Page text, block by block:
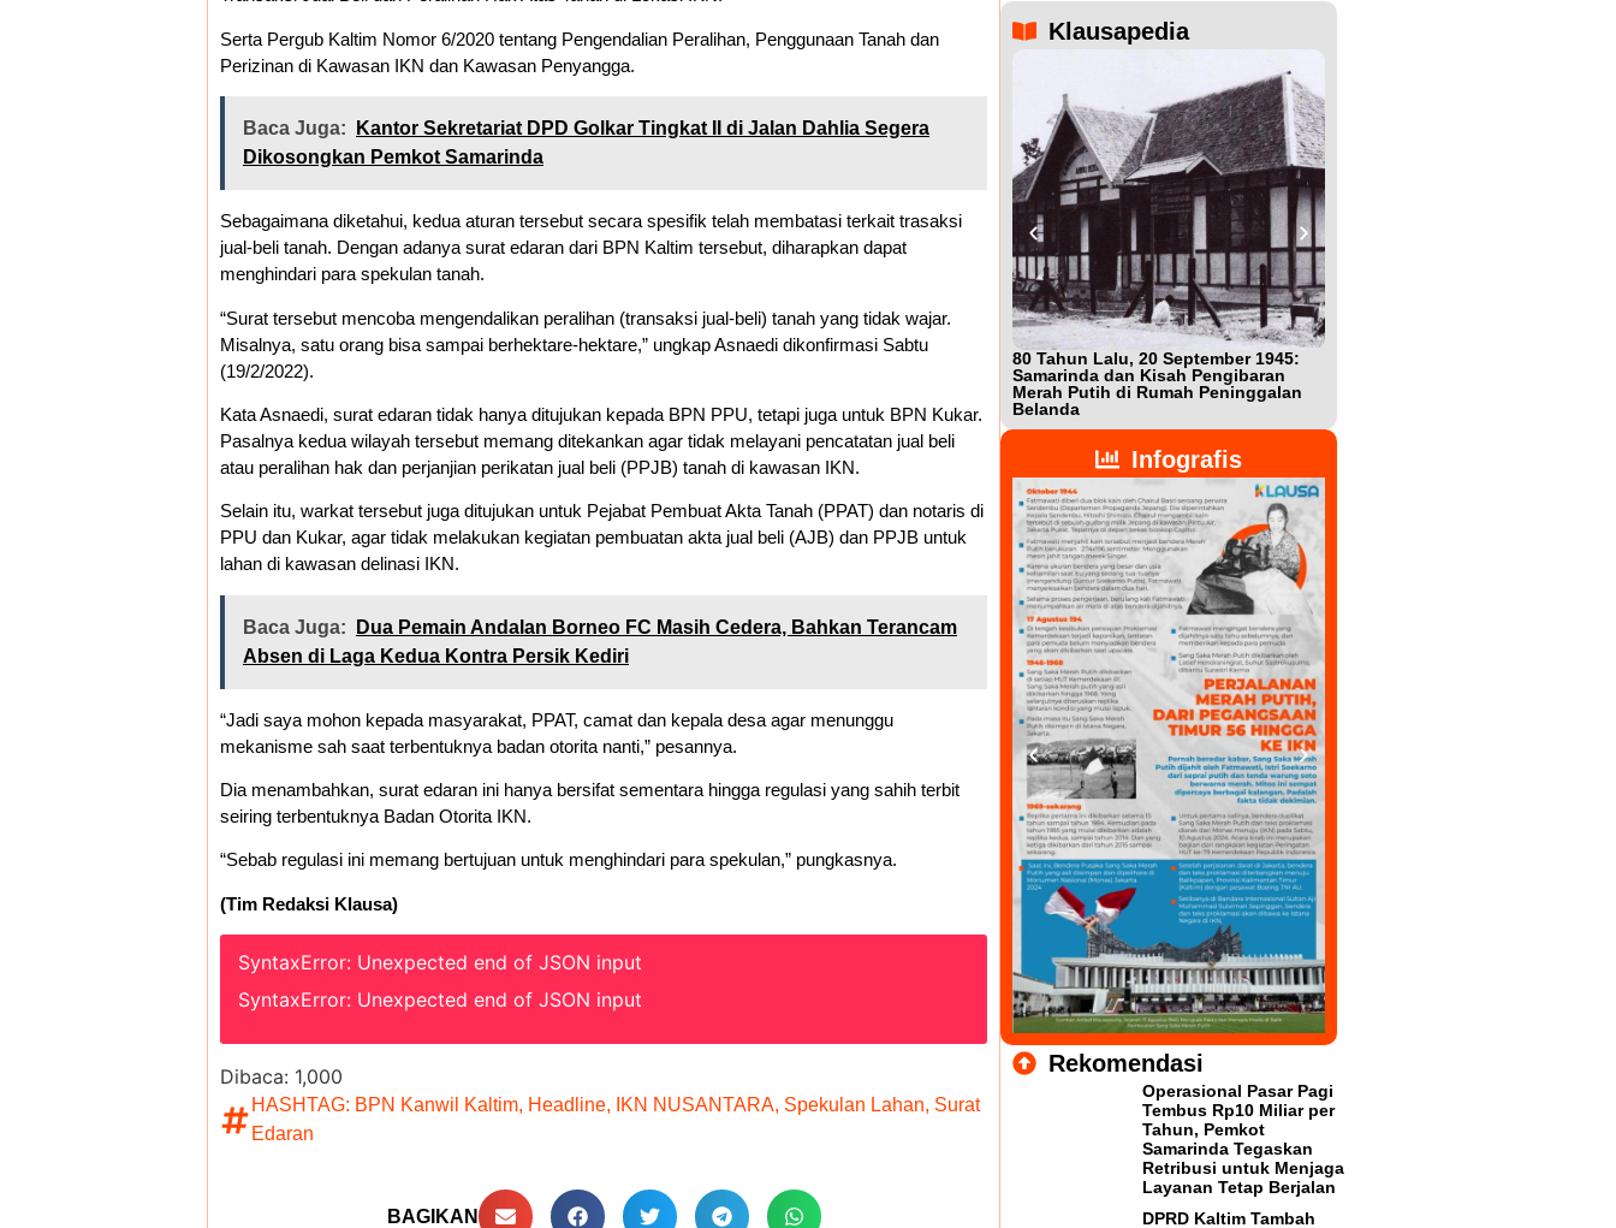
Serta Pergub Kaltim Nomor 6/2020 tentang Pengendalian Peralihan, Penggunaan Tanah dan
Perizinan di Kawasan IKN dan Kawasan Penyangga.
Baca Juga:
Kantor Sekretariat DPD Golkar Tingkat II di Jalan Dahlia Segera
Dikosongkan Pemkot Samarinda
Sebagaimana diketahui, kedua aturan tersebut secara spesifik telah membatasi terkait trasaksi
jual-beli tanah. Dengan adanya surat edaran dari BPN Kaltim tersebut, diharapkan dapat
menghindari para spekulan tanah.
“Surat tersebut mencoba mengendalikan peralihan (transaksi jual-beli) tanah yang tidak wajar.
Misalnya, satu orang bisa sampai berhektare-hektare,” ungkap Asnaedi dikonfirmasi Sabtu
(19/2/2022).
Kata Asnaedi, surat edaran tidak hanya ditujukan kepada BPN PPU, tetapi juga untuk BPN Kukar.
Pasalnya kedua wilayah tersebut memang ditekankan agar tidak melayani pencatatan jual beli
atau peralihan hak dan perjanjian perikatan jual beli (PPJB) tanah di kawasan IKN.
Selain itu, warkat tersebut juga ditujukan untuk Pejabat Pembuat Akta Tanah (PPAT) dan notaris di
PPU dan Kukar, agar tidak melakukan kegiatan pembuatan akta jual beli (AJB) dan PPJB untuk
lahan di kawasan delinasi IKN.
Baca Juga:
Dua Pemain Andalan Borneo FC Masih Cedera, Bahkan Terancam
Absen di Laga Kedua Kontra Persik Kediri
“Jadi saya mohon kepada masyarakat, PPAT, camat dan kepala desa agar menunggu
mekanisme sah saat terbentuknya badan otorita nanti,” pesannya.
Dia menambahkan, surat edaran ini hanya bersifat sementara hingga regulasi yang sahih terbit
seiring terbentuknya Badan Otorita IKN.
“Sebab regulasi ini memang bertujuan untuk menghindari para spekulan,” pungkasnya.
(Tim Redaksi Klausa)
SyntaxError: Unexpected end of JSON input
SyntaxError: Unexpected end of JSON input
Dibaca: 1,000
HASHTAG: BPN Kanwil Kaltim, Headline, IKN NUSANTARA, Spekulan Lahan, Surat
Edaran
BAGIKAN
Klausapedia
80 Tahun Lalu, 20 September 1945:
Samarinda dan Kisah Pengibaran
Merah Putih di Rumah Peninggalan
Belanda
Infografis
Rekomendasi
Operasional Pasar Pagi
Tembus Rp10 Miliar per
Tahun, Pemkot
Samarinda Tegaskan
Retribusi untuk Menjaga
Layanan Tetap Berjalan
DPRD Kaltim Tambah